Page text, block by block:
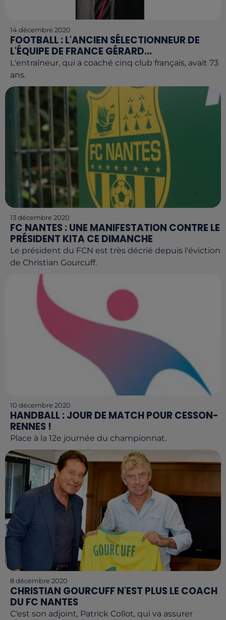
14 décembre 2020
FOOTBALL : L'ANCIEN SÉLECTIONNEUR DE
L'ÉQUIPE DE FRANCE GÉRARD...
L'entraîneur, qui a coaché cinq club français, avait 73
ans.
13 décembre 2020
FC NANTES : UNE MANIFESTATION CONTRE LE
PRÉSIDENT KITA CE DIMANCHE
Le président du FCN est très décrié depuis l'éviction
de Christian Gourcuff.
10 décembre 2020
HANDBALL : JOUR DE MATCH POUR CESSON-
RENNES !
Place à la 12e journée du championnat.
8 décembre 2020
CHRISTIAN GOURCUFF N'EST PLUS LE COACH
DU FC NANTES
C'est son adjoint, Patrick Collot, qui va assurer